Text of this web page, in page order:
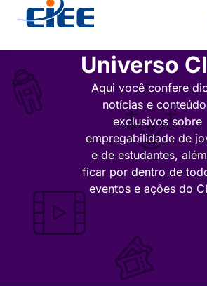
Universo
Aqui você confere
notícias e
exclusivos sobre
empregabilidade de
e de estudantes,
ficar por dentro de
eventos e ações do